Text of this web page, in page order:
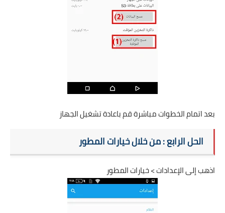
بعد اتمام الخطوات مباشرة قم باعادة تشغيل الجهاز
الحل الرابع : من خلال خيارات المطور
اذهب إلى الإعدادات > خيارات المطور